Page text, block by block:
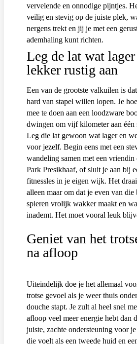
vervelende en onnodige pijntjes.
veilig en stevig op de juiste plek,
nergens trekt en jij je met een
ademhaling kunt richten.
Leg de lat wat
lekker rustig aan
Een van de grootste valkuilen is
hard van stapel willen lopen. Je
mee te doen aan een loodzware
dwingen om vijf kilometer aan één
Leg die lat gewoon wat lager en
voor jezelf. Begin eens met een
wandeling samen met een
Park Presikhaaf, of sluit je aan bij
fitnessles in je eigen wijk. Het
alleen maar om dat je even van
spieren vrolijk wakker maakt en
inademt. Het moet vooral leuk
Geniet van het
na afloop
Uiteindelijk doe je het allemaal
trotse gevoel als je weer thuis
douche stapt. Je zult al heel snel
afloop veel meer energie hebt dan
juiste, zachte ondersteuning voor
die voelt als een tweede huid en